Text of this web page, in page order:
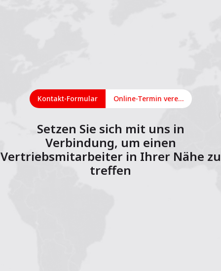
Kontakt-Formular Online-Termin vereinbaren
Setzen Sie sich mit uns in
Verbindung, um einen
Vertriebsmitarbeiter in Ihrer Nähe zu
treffen